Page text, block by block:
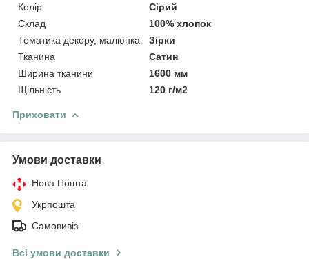
Колір
Сірий
Склад
100% хлопок
Тематика декору, малюнка
Зірки
Тканина
Сатин
Ширина тканини
1600 мм
Щільність
120 г/м2
Приховати
Умови доставки
Нова Пошта
Укрпошта
Самовивіз
Всі умови доставки